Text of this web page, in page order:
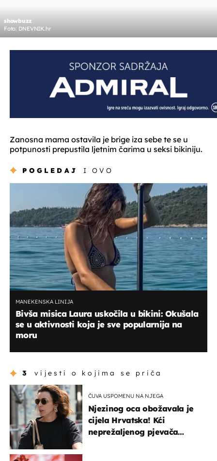
showbuzz
Foto: DNEVNIK.hr
Zanosna mama ostavila je brige iza sebe te se u
potpunosti prepustila ljetnim čarima u seksi bikiniju.
POGLEDAJ I OVO
MANEKENSKA LINIJA
Bivša misica Laura uskočila u bikini: Okušala
se u aktivnosti koja je sve popularnija na
moru
3 vijesti o kojima se priča
ČUVA USPOMENU NA NJEGA
Njezinog oca obožavala je
cijela Hrvatska! Kći
neprežaljenog pjevača